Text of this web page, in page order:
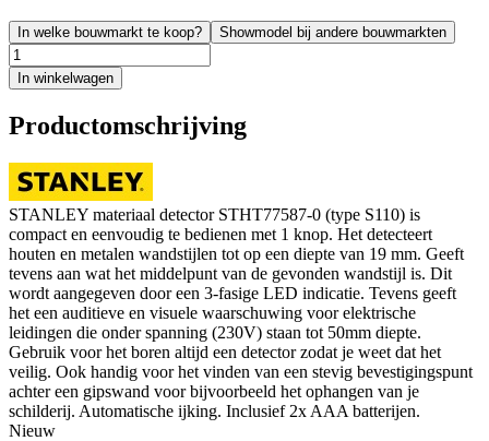
In welke bouwmarkt te koop? Showmodel bij andere bouwmarkten
In winkelwagen
Productomschrijving
STANLEY materiaal detector STHT77587-0 (type S110) is
compact en eenvoudig te bedienen met 1 knop. Het detecteert
houten en metalen wandstijlen tot op een diepte van 19 mm. Geeft
tevens aan wat het middelpunt van de gevonden wandstijl is. Dit
wordt aangegeven door een 3-fasige LED indicatie. Tevens geeft
het een auditieve en visuele waarschuwing voor elektrische
leidingen die onder spanning (230V) staan tot 50mm diepte.
Gebruik voor het boren altijd een detector zodat je weet dat het
veilig. Ook handig voor het vinden van een stevig bevestigingspunt
achter een gipswand voor bijvoorbeeld het ophangen van je
schilderij. Automatische ijking. Inclusief 2x AAA batterijen.
Nieuw